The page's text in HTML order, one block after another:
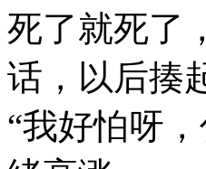
死了就死了
话，以后揍
“我好怕呀